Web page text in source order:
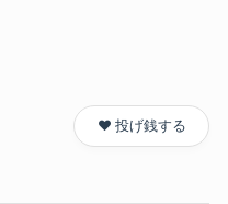
❤️ 投げ銭する